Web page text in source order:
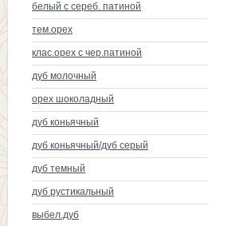
белый с сереб. патиной
тем.орех
клас.орех с чер.патиной
дуб молочный
орех шоколадный
дуб коньячный
дуб коньячный/дуб серый
дуб темный
дуб рустикальный
выбел.дуб